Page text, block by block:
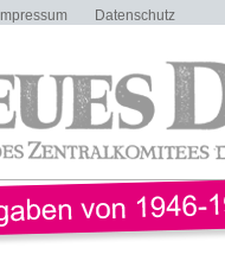
Impressum Datenschutz